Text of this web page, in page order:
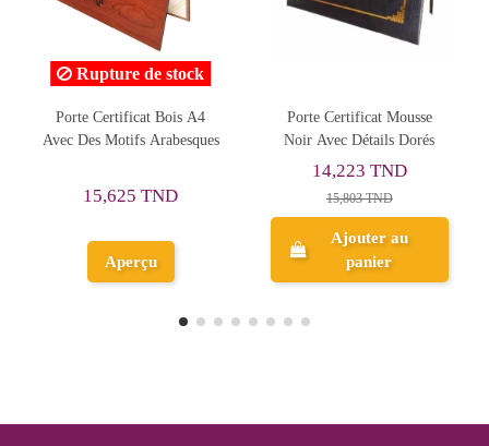
Porte Certificat Mousse
Noir Avec Détails Dorés
15,803 TND
Ajouter au
Porte Certificat Mousse
Rouge
8,950 TND
Ajouter au
panier